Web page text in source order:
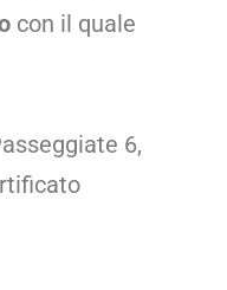
con il quale
6,